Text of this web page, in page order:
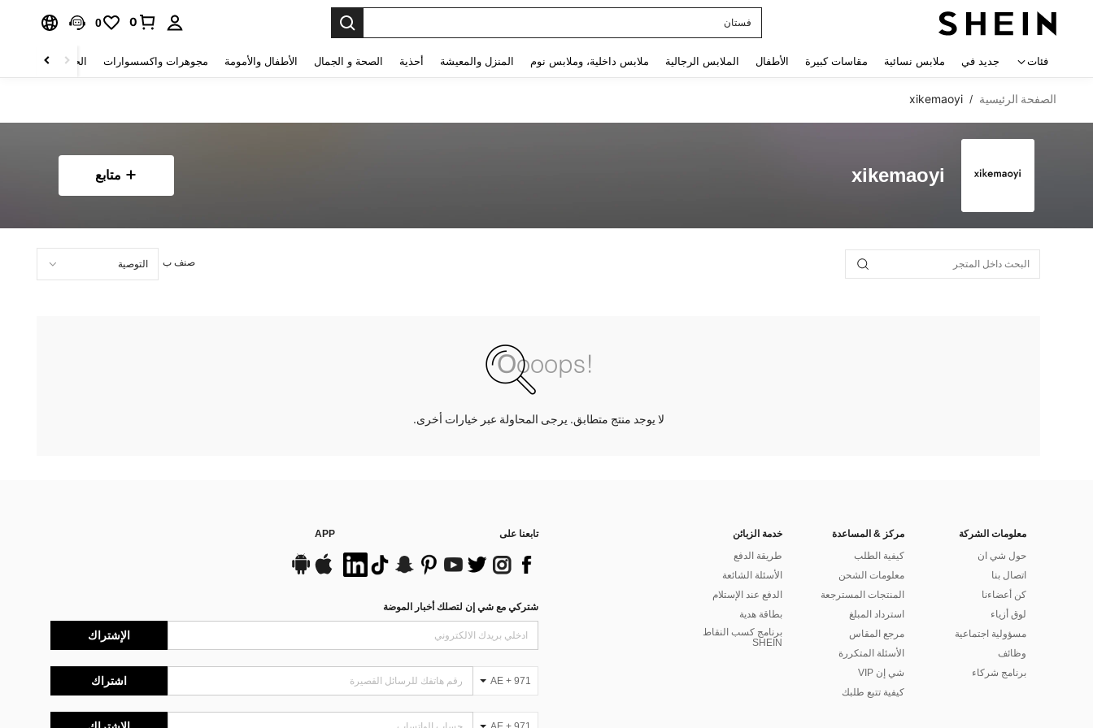
فستان
0
0
فئات جديد في ملابس نسائية مقاسات كبيرة الأطفال الملابس الرجالية ملابس داخلية، وملابس نوم المنزل والمعيشة أحذية الصحة و الجمال الأطفال والأمومة مجوهرات واكسسوارات الحقائب والأمتعة
الصفحة الرئيسية /
xikemaoyi
xikemaoyi متابع
صنف ب
لا يوجد منتج متطابق. يرجى المحاولة عبر خيارات أخرى.
معلومات الشركة
حول شي ان
اتصال بنا
كن أعضاءنا
لوق أزياء
مسؤولية اجتماعية
وظائف
برنامج شركاء
مركز & المساعدة
كيفية الطلب
معلومات الشحن
المنتجات المسترجعة
استرداد المبلغ
مرجع المقاس
الأسئلة المتكررة
شي إن VIP
كيفية تتبع طلبك
خدمة الزبائن
طريقة الدفع
الأسئلة الشائعة
الدفع عند الإستلام
بطاقة هدية
برنامج كسب النقاط
SHEIN
تابعنا على APP
شتركي مع شي إن لتصلك أخبار الموضة
الإشتراك
AE + 971 اشتراك